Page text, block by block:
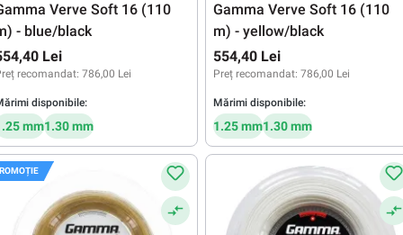
Verve Soft 16 (110
- blue/black
Lei
recomandat: 786,00 Lei
disponibile:
mm1.30 mm
Gamma Verve Soft 16 (110
m) - yellow/black
554,40 Lei
Preț recomandat: 786,00 Lei
Mărimi disponibile:
1.25 mm1.30 mm